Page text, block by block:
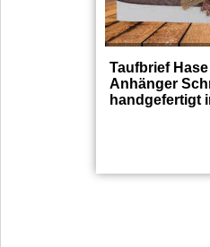
Taufbrief
Anhänger
handgefertigt